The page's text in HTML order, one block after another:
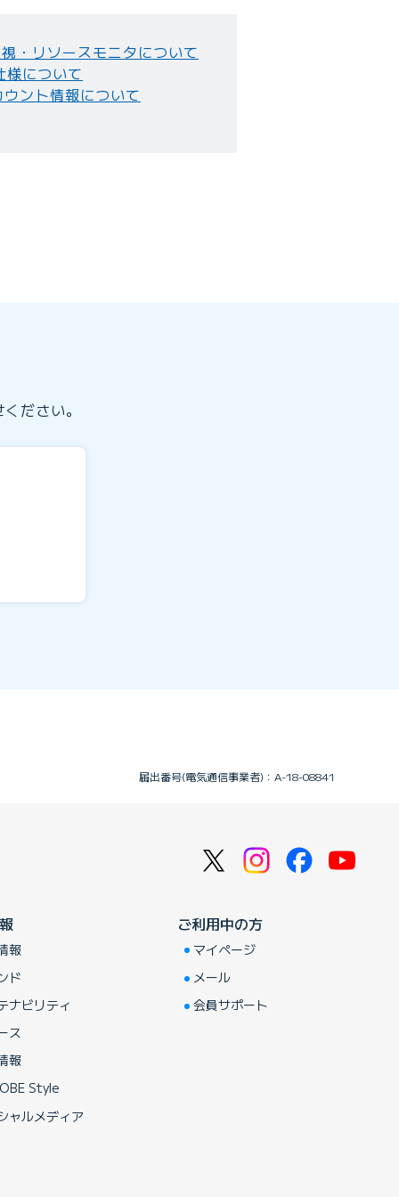
・リソースモニタについて
様について
ウント情報について
ださい。
届出番号(電気通信事業者)：A-18-08841
報
ド
ナビリティ
ス
報
Style
ャルメディア
ご利用中の方
マイページ
メール
会員サポート